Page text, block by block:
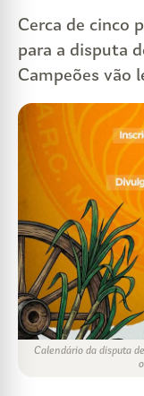
Calendário da disputa
Cerca de cinco
para a disputa
Campeões vão